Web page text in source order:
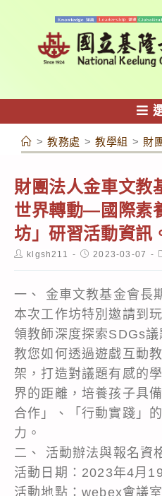
容
> 教務處 > 教學組 > 財
財團法人金車文教
世界轉動—國際素
坊」研習活動資訊
Postklgsh211
Post2023-03-07
一、 金車文教基金會長
本次工作坊特別邀請到
領教師深度探索SDGs
教您如何透過遊戲互動
架，打造對議題有感的
界的距離，培養孩子具
合作」、「行動實踐」
力。
二、 活動辦法與報名資
活動日期：2023年4月
活動地點：webex會議室